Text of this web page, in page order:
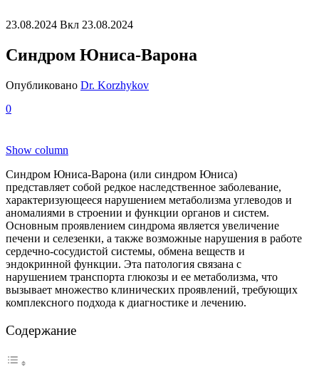
23.08.2024 Вкл 23.08.2024
Синдром Юниса-Варона
Опубликовано Dr. Korzhykov
0
Show column
Синдром Юниса-Варона (или синдром Юниса)
представляет собой редкое наследственное заболевание,
характеризующееся нарушением метаболизма углеводов и
аномалиями в строении и функции органов и систем.
Основным проявлением синдрома является увеличение
печени и селезенки, а также возможные нарушения в работе
сердечно-сосудистой системы, обмена веществ и
эндокринной функции. Эта патология связана с
нарушением транспорта глюкозы и ее метаболизма, что
вызывает множество клинических проявлений, требующих
комплексного подхода к диагностике и лечению.
Содержание